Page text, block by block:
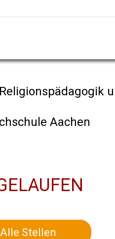
Aachen
Alle Stellen